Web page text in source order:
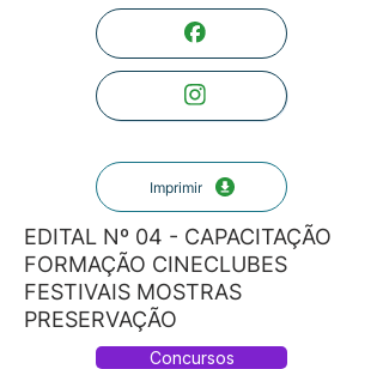
Imprimir
EDITAL Nº 04 - CAPACITAÇÃO
FORMAÇÃO CINECLUBES
FESTIVAIS MOSTRAS
PRESERVAÇÃO
Concursos